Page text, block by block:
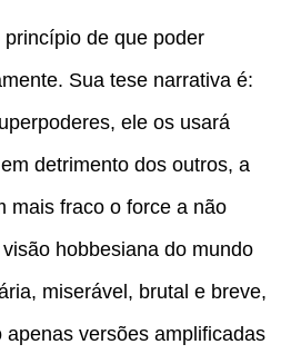
de que poder
Sua tese narrativa é:
ele os usará
detrimento dos outros, a
mais fraco o force a não
hobbesiana do mundo
miserável, brutal e breve,
apenas versões amplificadas